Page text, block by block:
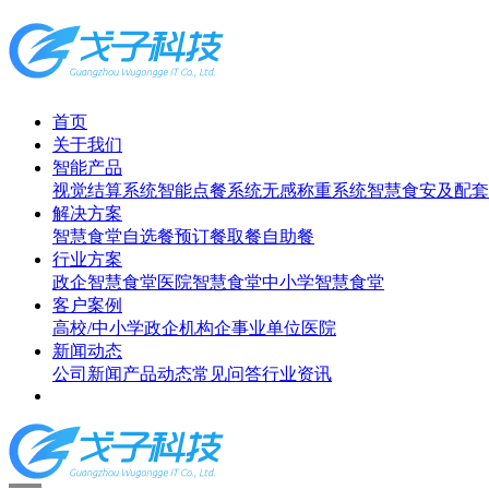
首页
关于我们
智能产品
视觉结算系统智能点餐系统无感称重系统智慧食安及配
解决方案
智慧食堂自选餐预订餐取餐自助餐
行业方案
政企智慧食堂医院智慧食堂中小学智慧食堂
客户案例
高校/中小学政企机构企事业单位医院
新闻动态
公司新闻产品动态常见问答行业资讯